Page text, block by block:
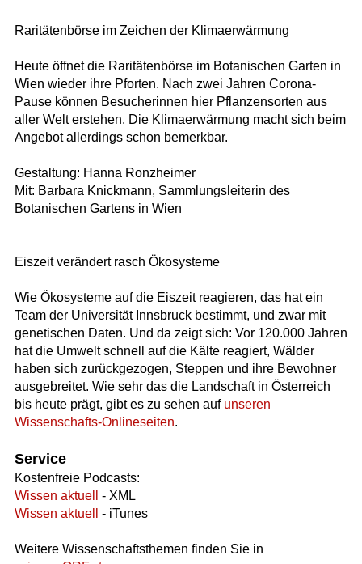
Raritätenbörse im Zeichen der Klimaerwärmung
Heute öffnet die Raritätenbörse im Botanischen Garten in
Wien wieder ihre Pforten. Nach zwei Jahren Corona-
Pause können Besucherinnen hier Pflanzensorten aus
aller Welt erstehen. Die Klimaerwärmung macht sich beim
Angebot allerdings schon bemerkbar.
Gestaltung: Hanna Ronzheimer
Mit: Barbara Knickmann, Sammlungsleiterin des
Botanischen Gartens in Wien
Eiszeit verändert rasch Ökosysteme
Wie Ökosysteme auf die Eiszeit reagieren, das hat ein
Team der Universität Innsbruck bestimmt, und zwar mit
genetischen Daten. Und da zeigt sich: Vor 120.000 Jahren
hat die Umwelt schnell auf die Kälte reagiert, Wälder
haben sich zurückgezogen, Steppen und ihre Bewohner
ausgebreitet. Wie sehr das die Landschaft in Österreich
bis heute prägt, gibt es zu sehen auf unseren
Wissenschafts-Onlineseiten.
Service
Kostenfreie Podcasts:
Wissen aktuell
- XML
Wissen aktuell
- iTunes
Weitere Wissenschaftsthemen finden Sie in